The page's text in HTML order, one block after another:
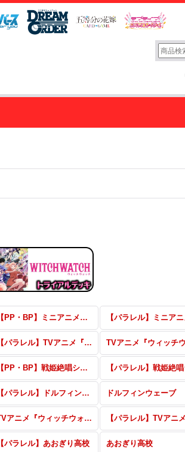
【PP・BP】ミニアニメ「元祖！バンドリちゃん」
【パラレル】TVアニメ『ウィッチウォッチ』 vol.2
【PP・BP】戦姫絶唱シンフォギアXD UNLIMITED
【パラレル】ドルフィンウェーブ ドルフィンウェーブ
TVアニメ『ウィッチウォッチ』
【パラレル】あおぎり高校 あおぎり高校